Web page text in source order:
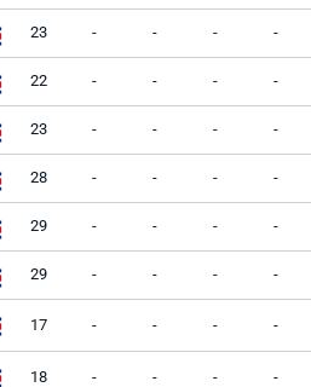
23 - - - -
22 - - - -
23 - - - -
28 - - - -
29 - - - -
29 - - - -
17 - - - -
18 - - - -